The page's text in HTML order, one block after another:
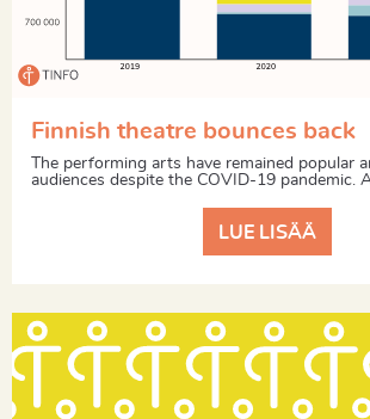
Finnish theatre bounces back
The performing arts have remained popular
audiences despite the COVID-19 pandemic.
LUE LISÄÄ